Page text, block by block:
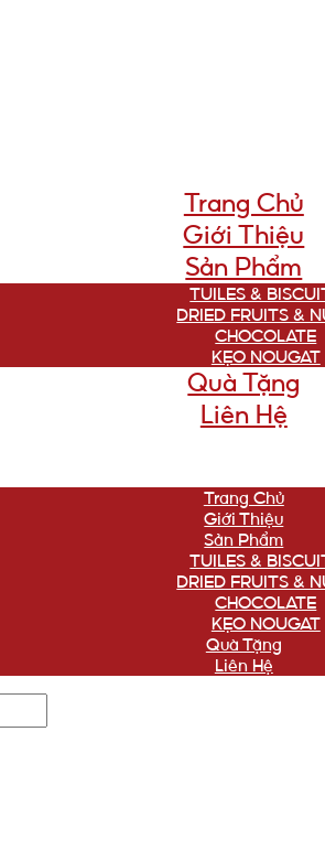
Trang Chủ
Giới Thiệu
Sản Phẩm
TUILES &
DRIED FRUITS &
CHOCOLATE
KẸO NOUGAT
Quà Tặng
Liên Hệ
Trang Chủ
Giới Thiệu
Sản Phẩm
TUILES &
DRIED FRUITS &
CHOCOLATE
KẸO NOUGAT
Quà Tặng
Liên Hệ